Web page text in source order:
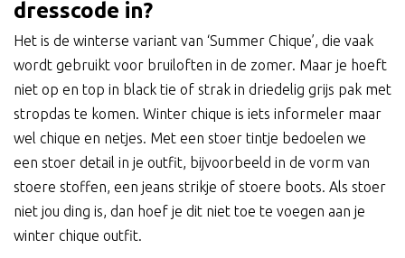
dresscode in?
Het is de winterse variant van ‘Summer Chique’, die vaak
wordt gebruikt voor bruiloften in de zomer. Maar je hoeft
niet op en top in black tie of strak in driedelig grijs pak met
stropdas te komen. Winter chique is iets informeler maar
wel chique en netjes. Met een stoer tintje bedoelen we
een stoer detail in je outfit, bijvoorbeeld in de vorm van
stoere stoffen, een jeans strikje of stoere boots. Als stoer
niet jou ding is, dan hoef je dit niet toe te voegen aan je
winter chique outfit.